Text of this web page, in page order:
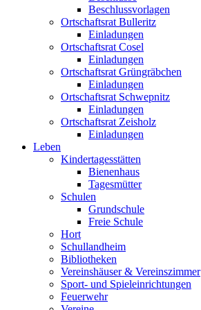
Beschlussvorlagen
Ortschaftsrat Bulleritz
Einladungen
Ortschaftsrat Cosel
Einladungen
Ortschaftsrat Grüngräbchen
Einladungen
Ortschaftsrat Schwepnitz
Einladungen
Ortschaftsrat Zeisholz
Einladungen
Leben
Kindertagesstätten
Bienenhaus
Tagesmütter
Schulen
Grundschule
Freie Schule
Hort
Schullandheim
Bibliotheken
Vereinshäuser & Vereinszimmer
Sport- und Spieleinrichtungen
Feuerwehr